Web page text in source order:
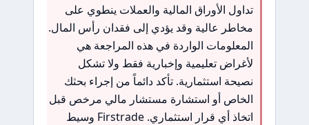
تداول الأوراق المالية والعملات ينطوي على
مخاطر عالية وقد يؤدي إلى فقدان رأس المال.
المعلومات الواردة في هذه المراجعة هي
لأغراض تعليمية وإخبارية فقط ولا تشكل
نصيحة استثمارية. تأكد دائماً من إجراء بحثك
الخاص أو استشارة مستشار مالي مرخص قبل
اتخاذ أي قرار استثماري. Firstrade وسيط